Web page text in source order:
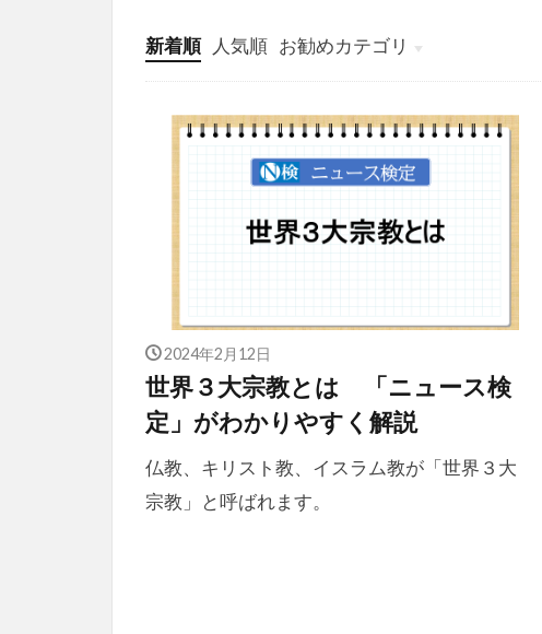
新着順 人気順 お勧めカテゴリ
投稿
学び
マンガ
電子書籍
2024年2月12日
世界３大宗教とは 「ニュース検
定」がわかりやすく解説
仏教、キリスト教、イスラム教が「世界３大
宗教」と呼ばれます。